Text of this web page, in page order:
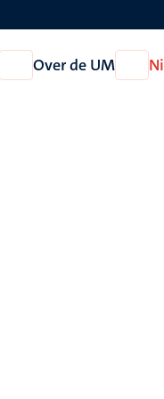
Open
Onderzoek
Over de UM
Open
Over